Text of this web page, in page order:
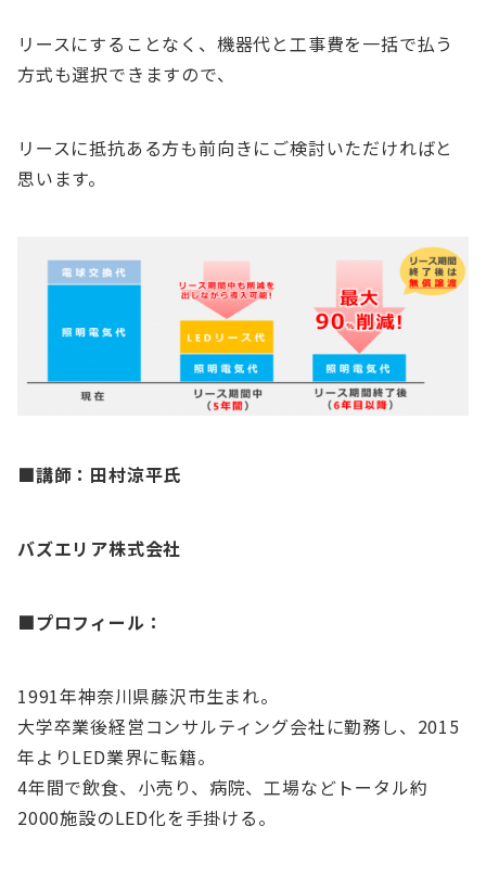
リースにすることなく、機器代と工事費を一括で払う
方式も選択できますので、
リースに抵抗ある方も前向きにご検討いただければと
思います。
■講師： 田村涼平氏
バズエリア株式会社
■プロフィール：
1991年神奈川県藤沢市生まれ。
大学卒業後経営コンサルティング会社に勤務し、2015
年よりLED業界に転籍。
4年間で飲食、小売り、病院、工場などトータル約
2000施設のLED化を手掛ける。